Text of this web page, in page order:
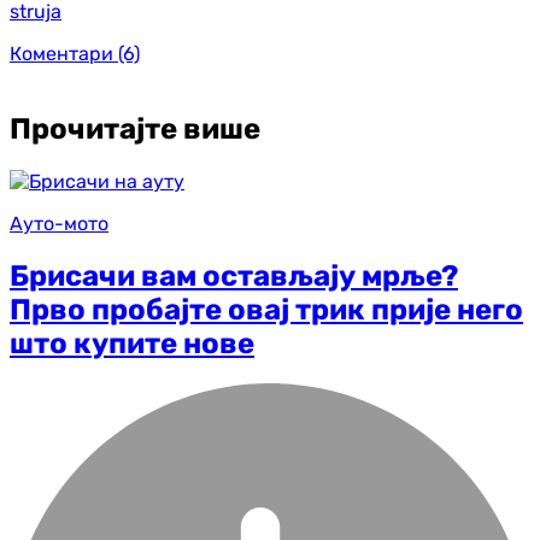
struja
Коментари (6)
Прочитајте више
Ауто-мото
Брисачи вам остављају мрље?
Прво пробајте овај трик прије него
што купите нове